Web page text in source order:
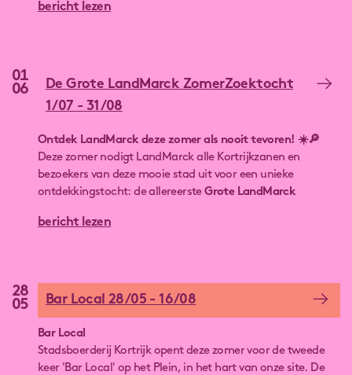
bericht lezen
01
06
De Grote LandMarck ZomerZoektocht
1/07 - 31/08
Ontdek LandMarck deze zomer als nooit tevoren! ☀️🔎
Deze zomer nodigt LandMarck alle Kortrijkzanen en
bezoekers van deze mooie stad uit voor een unieke
ontdekkingstocht: de allereersteGrote LandMarck
verrassende activiteit voor jong en oud, waarbij je
bericht lezen
28
05
Bar Local 28/05 - 16/08
Bar Local
Stadsboerderij Kortrijk opent deze zomer voor de tweede
keer 'Bar Local' op het Plein, in het hart van onze site. De